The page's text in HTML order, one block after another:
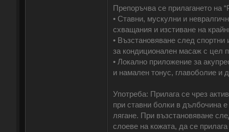
Препоръчва се прилагането на
• Ставни, мускулни и
схващания и изстиване на
• Възстановяване след
за кондиционален масаж с цел
• Локално приложение за
и намален тонус, главоболие и
Употреба: Прилага се чрез
при ставни болки в дълбочина
лягане. При възстановяване
слоеве на кожата, да се